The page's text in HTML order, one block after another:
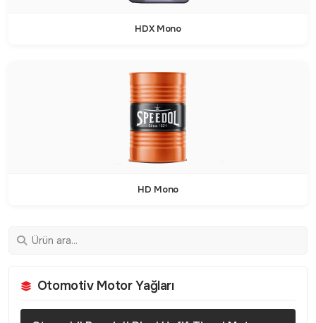
HDX Mono
HD Mono
Otomotiv Motor Yağları